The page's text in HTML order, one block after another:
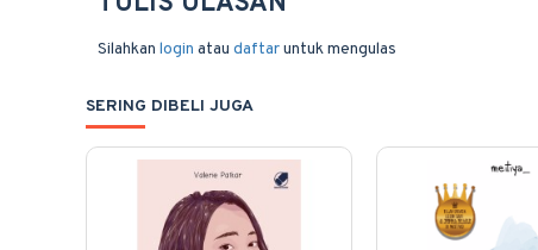
Silahkan login atau daftaruntuk mengulas
SERING DIBELI JUGA